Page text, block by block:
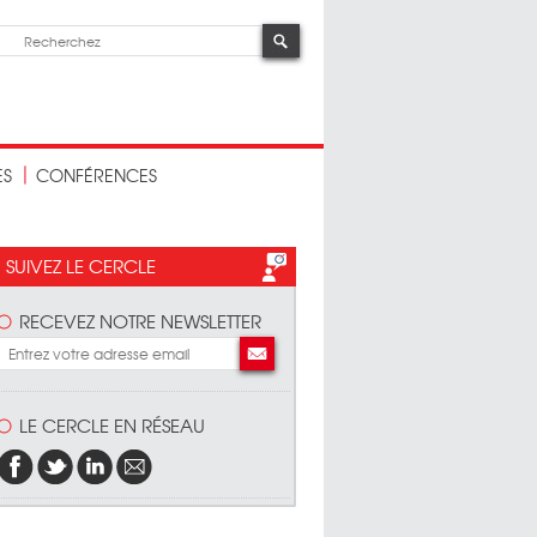
CONFÉRENCES
SUIVEZ LE CERCLE
RECEVEZ NOTRE NEWSLETTER
LE CERCLE EN RÉSEAU